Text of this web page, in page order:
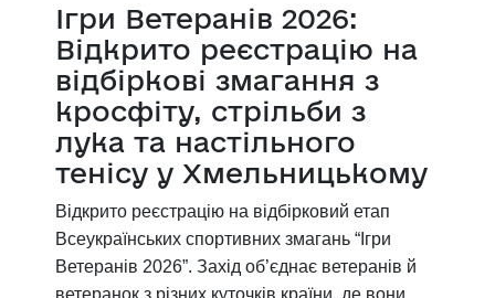
Ігри Ветеранів 2026:
Відкрито реєстрацію на
відбіркові змагання з
кросфіту, стрільби з
лука та настільного
тенісу у Хмельницькому
Відкрито реєстрацію на відбірковий етап
Всеукраїнських спортивних змагань “Ігри
Ветеранів 2026”. Захід об’єднає ветеранів й
ветеранок з різних куточків країни, де вони